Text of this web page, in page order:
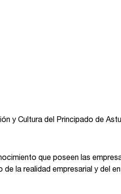
y Cultura del Principado de
que poseen las
la realidad empresarial y del